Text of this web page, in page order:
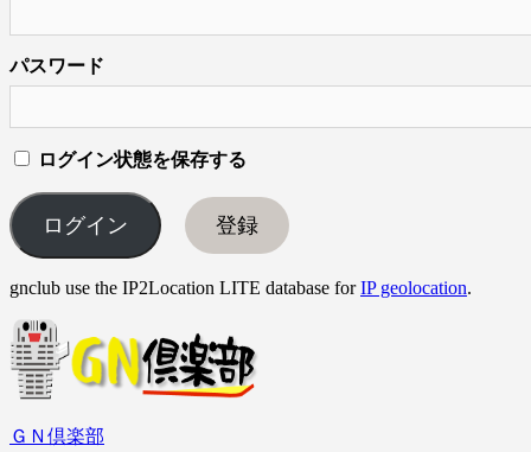
パスワード
ログイン状態を保存する
登録
gnclub use the IP2Location LITE database forIP geolocation.
ＧＮ倶楽部